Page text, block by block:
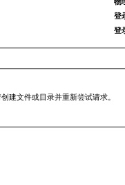
登
登
建文件或目录并重新尝试请求。